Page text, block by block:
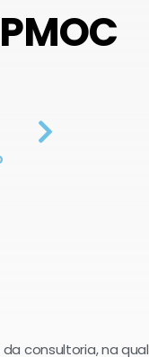
consultoria, na qual